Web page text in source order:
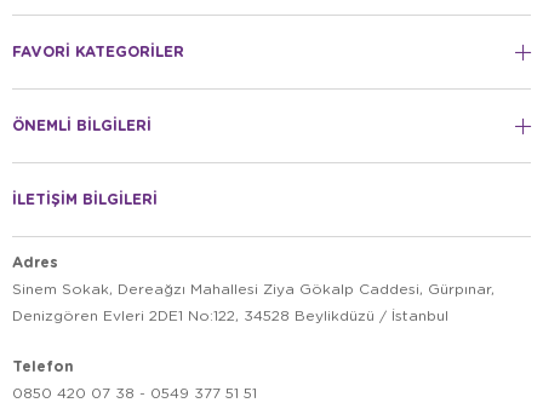
FAVORİ KATEGORİLER
ÖNEMLİ BİLGİLERİ
İLETİŞİM BİLGİLERİ
Adres
Sinem Sokak, Dereağzı Mahallesi Ziya Gökalp Caddesi, Gürpınar,
Denizgören Evleri 2DE1 No:122, 34528 Beylikdüzü / İstanbul
Telefon
0850 420 07 38 - 0549 377 51 51